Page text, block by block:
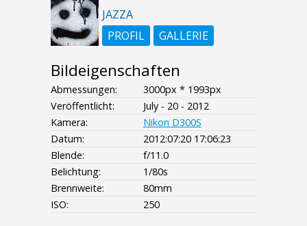
JAZZA
PROFIL
GALLERIE
Bildeigenschaften
Abmessungen:
3000px * 1993px
Veröffentlicht:
July - 20 - 2012
Kamera:
Nikon D300S
Datum:
2012:07:20 17:06:23
Blende:
f/11.0
Belichtung:
1/80s
Brennweite:
80mm
ISO:
250